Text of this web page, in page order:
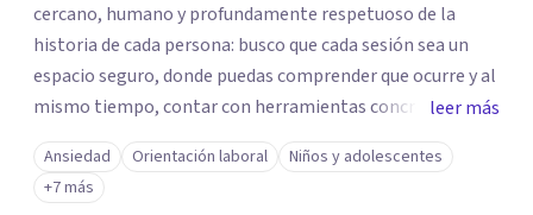
cercano, humano y profundamente respetuoso de la
historia de cada persona: busco que cada sesión sea un
espacio seguro, donde puedas comprender que ocurre y al
mismo tiempo, contar con herramientas concretar para
avanzar... Creo profundamente en la resiliencia y en la
capacidad que todos tenemos de crecer incluso en
momentos difíciles Si quieres comenzar tu proceso de
leer más
Ansiedad Orientación laboral
Niños y adolescentes
+7 más